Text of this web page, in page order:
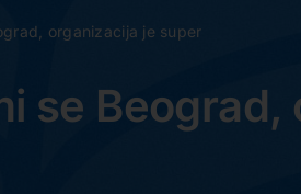
organizacija je super
se